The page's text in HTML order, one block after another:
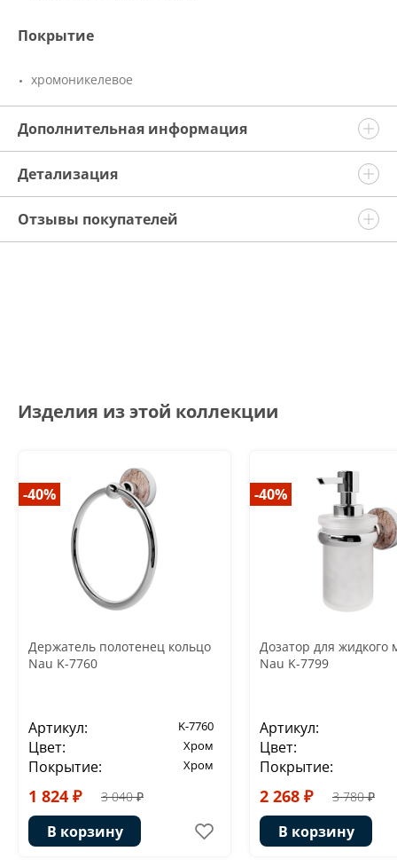
Покрытие
хромоникелевое
Дополнительная информация
Детализация
Отзывы покупателей
Изделия из этой коллекции
-40%
Держатель полотенец кольцо
Nau K-7760
Артикул: K-7760
Цвет: Хром
Покрытие: Хром
1 824 ₽ 3 040 ₽
В корзину
-40%
Дозатор для жидкого
Nau K-7799
Артикул:
Цвет:
Покрытие:
2 268 ₽ 3 780 ₽
В корзину